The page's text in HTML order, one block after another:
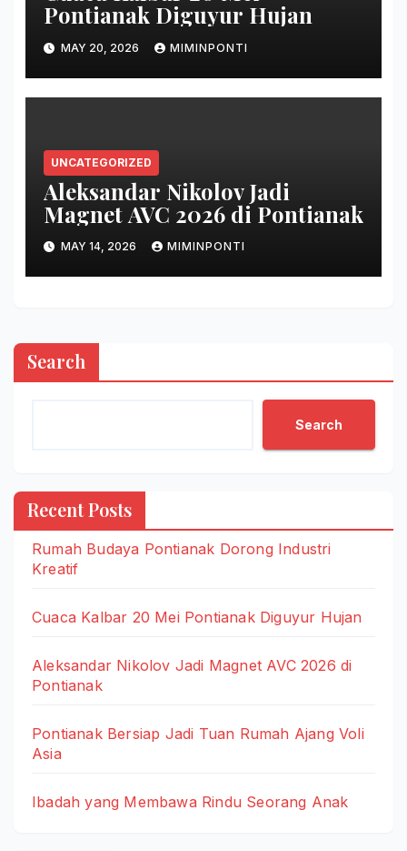
Pontianak Diguyur Hujan
MAY 20, 2026 MIMINPONTI
UNCATEGORIZED
Aleksandar Nikolov Jadi
Magnet AVC 2026 di Pontianak
MAY 14, 2026 MIMINPONTI
Search
Search
Recent Posts
Rumah Budaya Pontianak Dorong Industri
Kreatif
Cuaca Kalbar 20 Mei Pontianak Diguyur Hujan
Aleksandar Nikolov Jadi Magnet AVC 2026 di
Pontianak
Pontianak Bersiap Jadi Tuan Rumah Ajang Voli
Asia
Ibadah yang Membawa Rindu Seorang Anak